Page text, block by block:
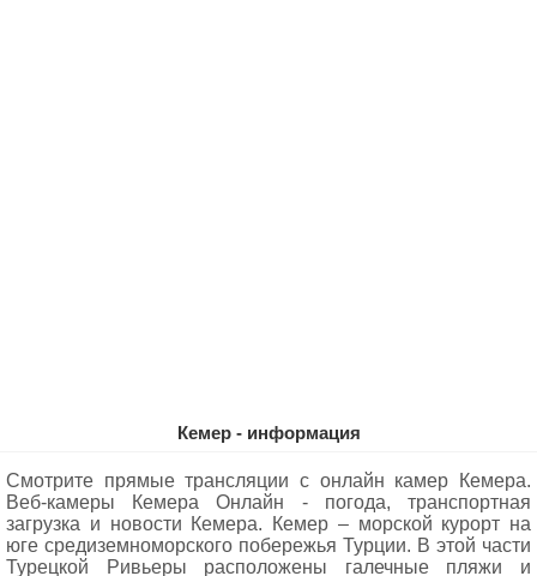
Кемер - информация
Смотрите прямые трансляции с онлайн камер Кемера.
Веб-камеры Кемера Oнлайн - погода, транспортная
загрузка и новости Кемера. Кемер – морской курорт на
юге средиземноморского побережья Турции. В этой части
Турецкой Ривьеры расположены галечные пляжи и